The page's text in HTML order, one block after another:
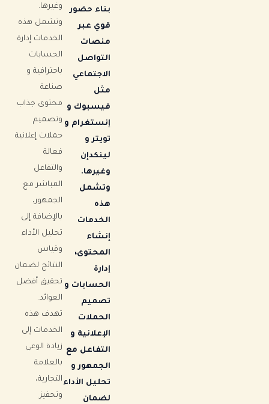
بناء حضور
قوي عبر
منصات
التواصل
الاجتماعي
مثل
فيسبوك و
إنستغرام و
تويتر و
لينكدإن
وغيرها.
وتشمل
هذه
الخدمات
إنشاء
المحتوى،
إدارة
الحسابات و
تصميم
الحملات
الإعلانية و
التفاعل مع
الجمهور و
تحليل الأداء
لضمان
وغيرها.
وتشمل هذه
الخدمات إدارة
الحسابات
باحترافية و
صناعة
محتوى جذاب
وتصميم
حملات إعلانية
فعالة
والتفاعل
المباشر مع
الجمهور،
بالإضافة إلى
تحليل الأداء
وقياس
النتائج لضمان
تحقيق أفضل
العوائد.
تهدف هذه
الخدمات إلى
زيادة الوعي
بالعلامة
التجارية،
وتحفيز